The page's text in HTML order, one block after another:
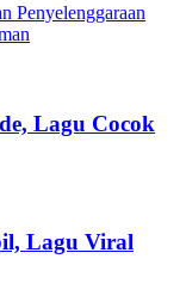
Penyelenggaraan
Lagu Cocok
Lagu Viral